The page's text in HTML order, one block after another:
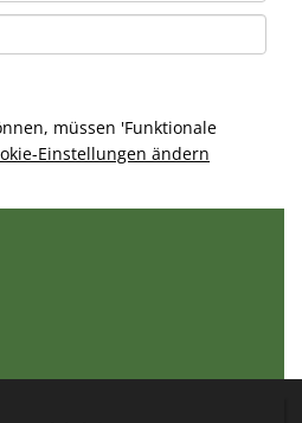
müssen 'Funktionale
Einstellungen ändern